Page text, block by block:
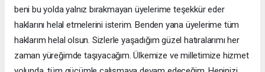
beni bu yolda yalnız bırakmayan üyelerime teşekkür eder
haklarını helal etmelerini isterim. Benden yana üyelerime tüm
haklarım helal olsun. Sizlerle yaşadığım güzel hatıralarımı her
zaman yüreğimde taşıyacağım. Ülkemize ve milletimize hizmet